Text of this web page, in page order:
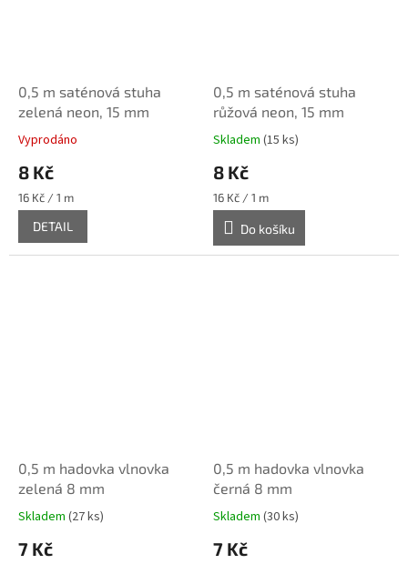
0,5 m saténová stuha
zelená neon, 15 mm
Vyprodáno
8 Kč
Měrná
cena:
16 Kč / 1 m
DETAIL
0,5 m saténová stuha
růžová neon, 15 mm
Skladem (15 ks)
8 Kč
Měrná
cena:
16 Kč / 1 m
Do košíku
0,5 m hadovka vlnovka
zelená 8 mm
Skladem (27 ks)
7 Kč
0,5 m hadovka vlnovka
černá 8 mm
Skladem (30 ks)
7 Kč